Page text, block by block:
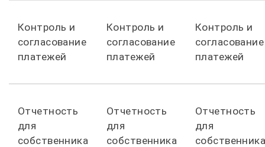
Контроль и
согласование
платежей
Контроль и
согласование
платежей
Контроль и
согласование
платежей
Отчетность
для
собственника
Отчетность
для
собственника
Отчетность
для